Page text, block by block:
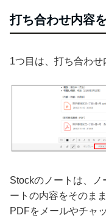
打ち合わせ内容
1つ目は、打ち合わせ
Stockのノートは、ノ
ートの内容をそのま
PDFをメールやチャ